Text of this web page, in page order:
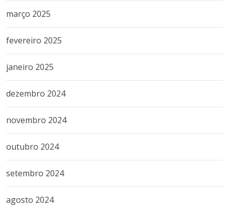
março 2025
fevereiro 2025
janeiro 2025
dezembro 2024
novembro 2024
outubro 2024
setembro 2024
agosto 2024